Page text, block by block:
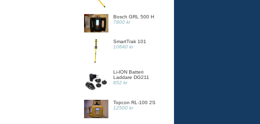
Bosch GRL 500 H
7800 kr
SmartTrak 101
10840 kr
Li-ION Batteri
Laddare DG211
852 kr
Topcon RL-100 2S
12500 kr